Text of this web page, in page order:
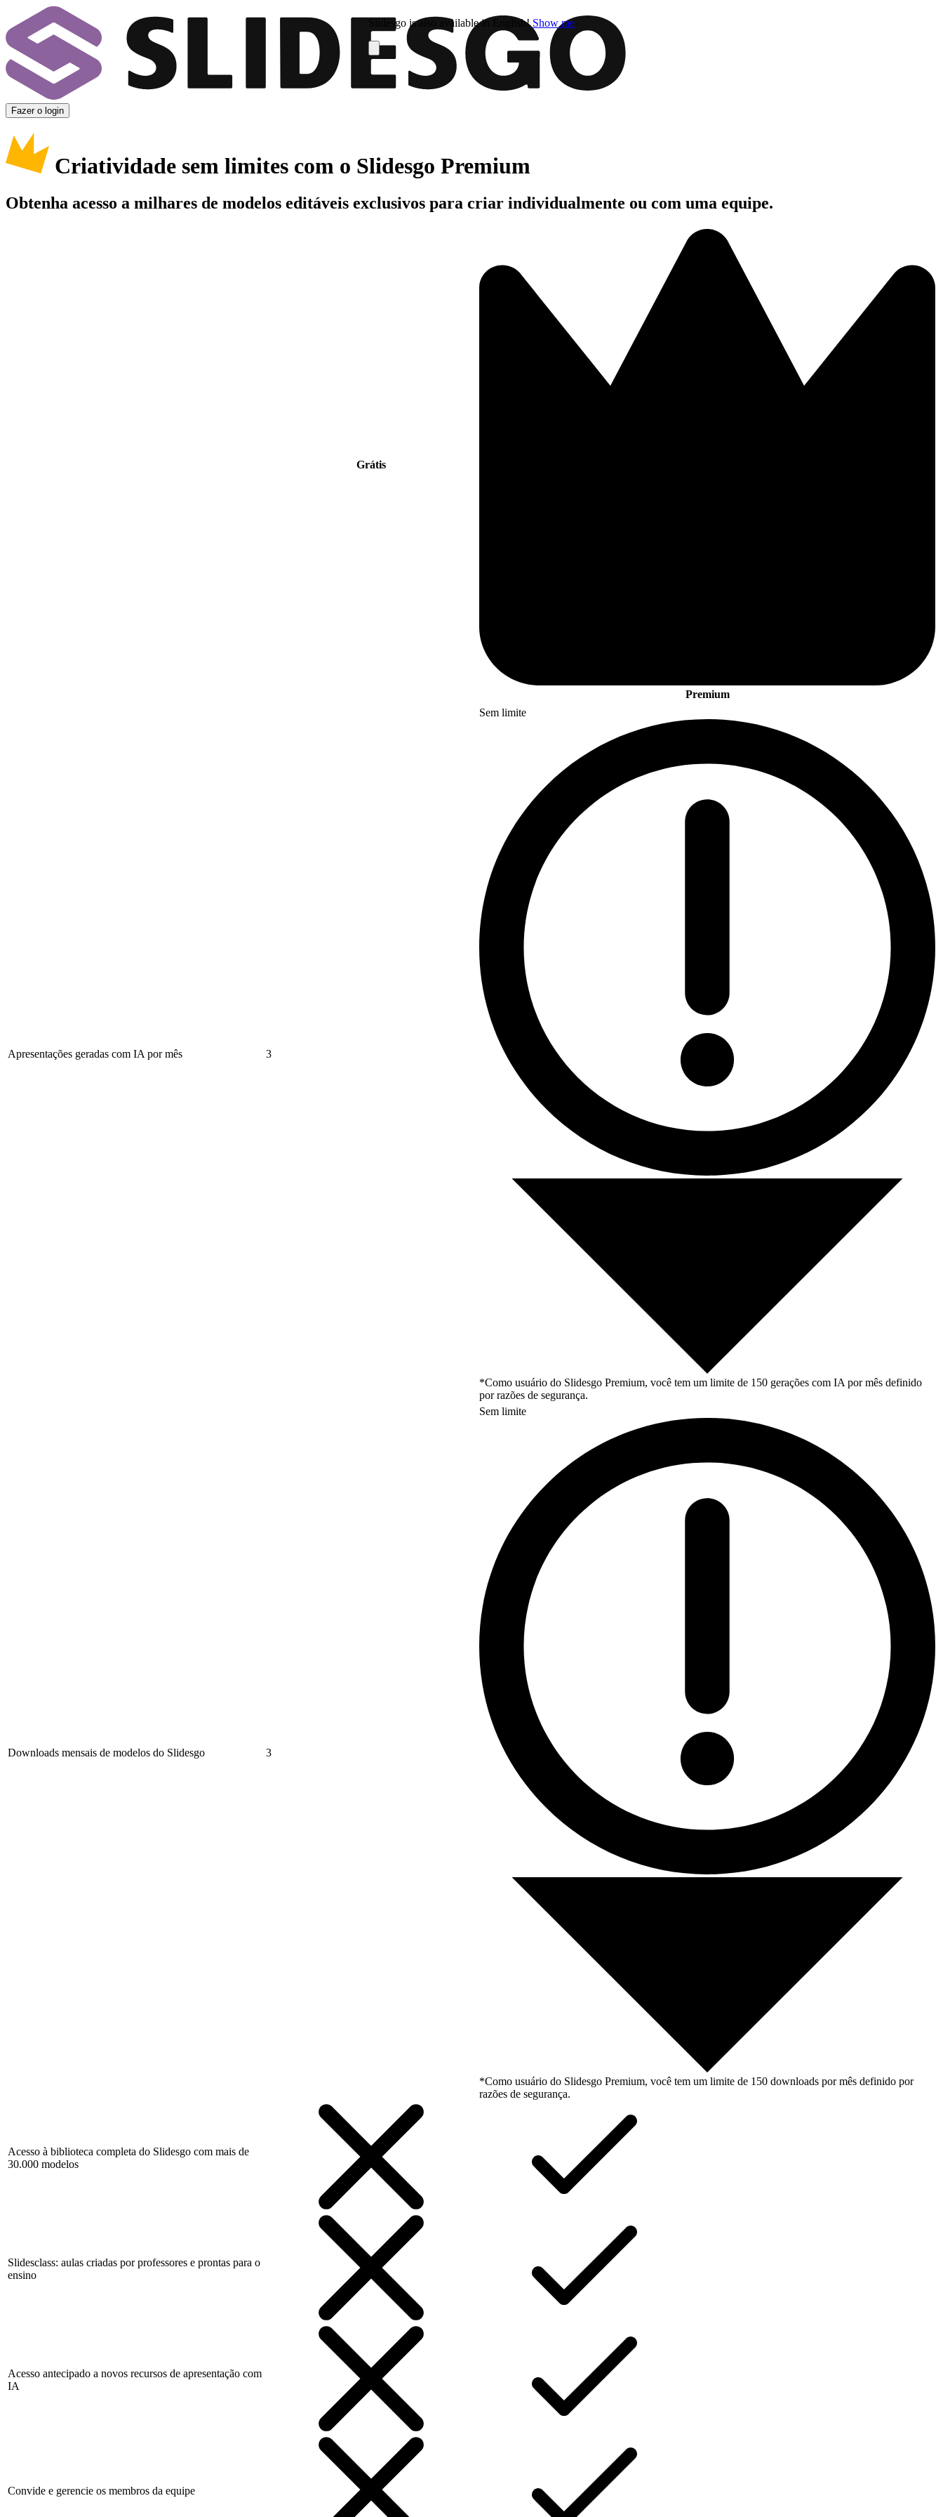
Slidesgo is also available in English! Show me
Fazer o login
Criatividade sem limites com o Slidesgo Premium
Obtenha acesso a milhares de modelos editáveis exclusivos para criar individualmente ou com uma equipe.
Grátis
Premium
Apresentações geradas com IA por mês 3
Sem limite
*Como usuário do Slidesgo Premium, você tem um limite de 150 gerações com IA por mês definido
por razões de segurança.
Downloads mensais de modelos do Slidesgo 3
Sem limite
*Como usuário do Slidesgo Premium, você tem um limite de 150 downloads por mês definido por
razões de segurança.
Acesso à biblioteca completa do Slidesgo com mais de
30.000 modelos
Slidesclass: aulas criadas por professores e prontas para o
ensino
Acesso antecipado a novos recursos de apresentação com
IA
Convide e gerencie os membros da equipe